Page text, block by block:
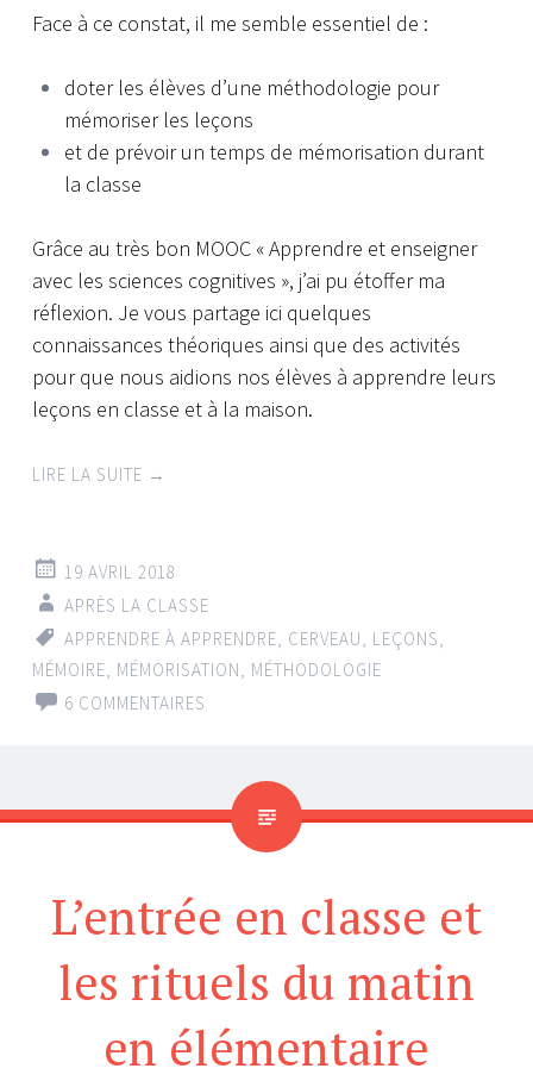
Face à ce constat, il me semble essentiel de :
doter les élèves d’une méthodologie pour
mémoriser les leçons
et de prévoir un temps de mémorisation durant
la classe
Grâce au très bon MOOC « Apprendre et enseigner
avec les sciences cognitives », j’ai pu étoffer ma
réflexion. Je vous partage ici quelques
connaissances théoriques ainsi que des activités
pour que nous aidions nos élèves à apprendre leurs
leçons en classe et à la maison.
LIRE LA SUITE →
19 AVRIL 2018
APRÈS LA CLASSE
APPRENDRE À APPRENDRE, CERVEAU, LEÇONS,
MÉMOIRE, MÉMORISATION, MÉTHODOLOGIE
6 COMMENTAIRES
L’entrée en classe et
les rituels du matin
en élémentaire